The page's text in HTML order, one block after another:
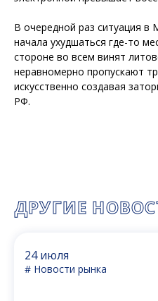
В очередной раз ситуация
начала ухудшаться где-то
стороне во всем винят
неравномерно пропускают
искусственно создавая
РФ.
ДРУГИЕ
24 июля
# Новости рынка